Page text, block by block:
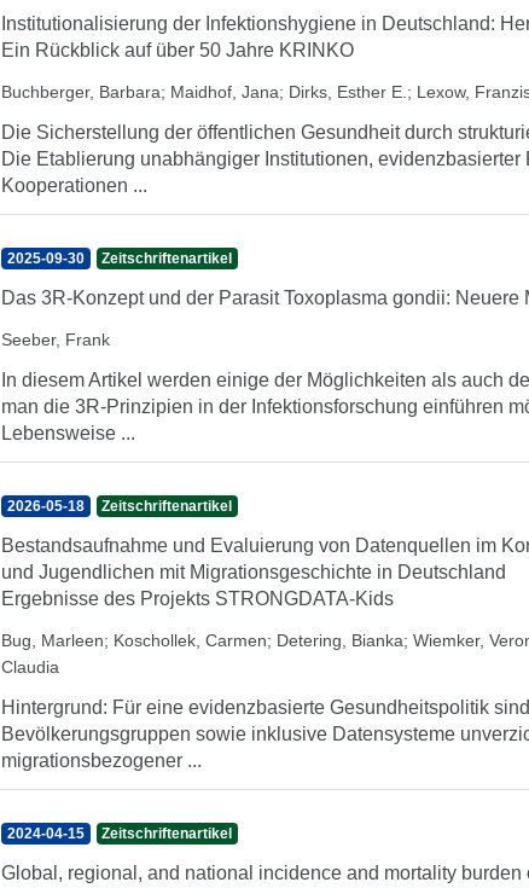
Institutionalisierung der Infektionshygiene in Deutschland:
Ein Rückblick auf über 50 Jahre KRINKO
Buchberger, Barbara; Maidhof, Jana; Dirks, Esther E. ; Lexow,
Die Sicherstellung der öffentlichen Gesundheit durch
Die Etablierung unabhängiger Institutionen,
Kooperationen ...
2025-09-30 Zeitschriftenartikel
Das 3R-Konzept und der Parasit Toxoplasma gondii:
Seeber, Frank
In diesem Artikel werden einige der Möglichkeiten als auch
man die 3R-Prinzipien in der Infektionsforschung einführen
Lebensweise ...
2026-05-18 Zeitschriftenartikel
Bestandsaufnahme und Evaluierung von Datenquellen im
und Jugendlichen mit Migrationsgeschichte in Deutschland
Ergebnisse des Projekts STRONGDATA-Kids
Bug, Marleen; Koschollek, Carmen; Detering, Bianka; Wiemker,
Claudia
Hintergrund: Für eine evidenzbasierte Gesundheitspolitik
Bevölkerungsgruppen sowie inklusive Datensysteme
migrationsbezogener ...
2024-04-15 Zeitschriftenartikel
Global, regional, and national incidence and mortality